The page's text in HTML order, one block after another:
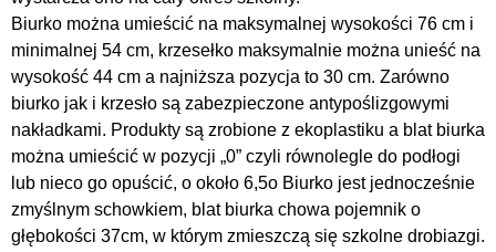
Biurko można umieścić na maksymalnej wysokości 76 cm i
minimalnej 54 cm, krzesełko maksymalnie można unieść na
wysokość 44 cm a najniższa pozycja to 30 cm. Zarówno
biurko jak i krzesło są zabezpieczone antypoślizgowymi
nakładkami. Produkty są zrobione z ekoplastiku a blat biurka
można umieścić w pozycji „0” czyli równolegle do podłogi
lub nieco go opuścić, o około 6,5o Biurko jest jednocześnie
zmyślnym schowkiem, blat biurka chowa pojemnik o
głębokości 37cm, w którym zmieszczą się szkolne drobiazgi.